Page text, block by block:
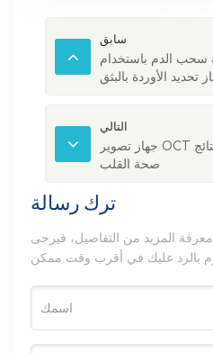
سابق
سحب الدم باستخدام
تحديد الأوردة بالبثق
التالي
جهاز تصوير OCT داخل الأوعية الدموية يعزز نتائج
صحة القلب
ترك رسالة
معرفة المزيد من التفاصيل، فيرجى